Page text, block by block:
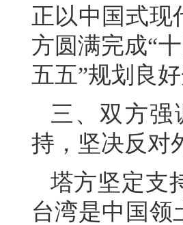
正以中国式现
方圆满完成“
五五”规划良好
三、双方
持，坚决反对
塔方坚定支
台湾是中国领